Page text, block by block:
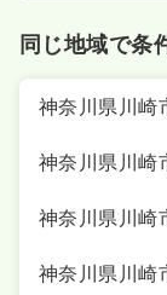
同じ地域で条
神奈川県川崎
神奈川県川崎
神奈川県川崎
神奈川県川崎